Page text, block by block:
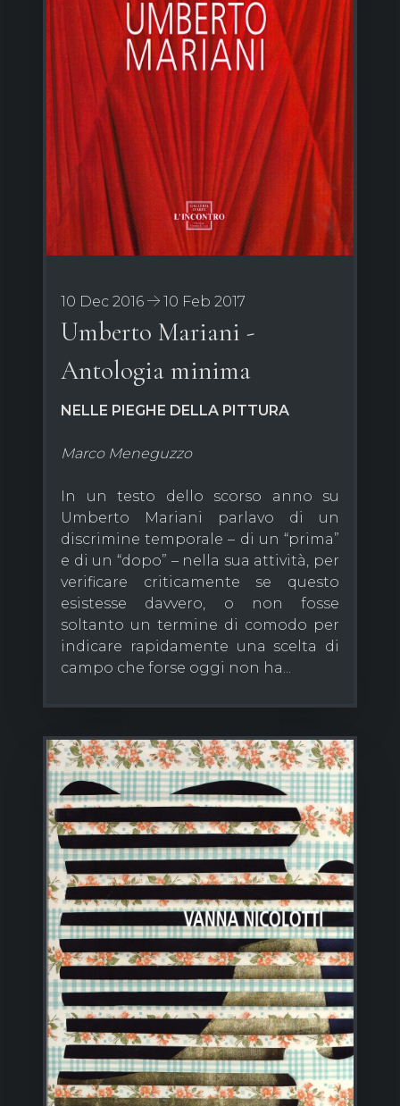
10 Dec 2016 10 Feb 2017
Umberto Mariani -
Antologia minima
NELLE PIEGHE DELLA PITTURA
Marco Meneguzzo
In un testo dello scorso anno su
Umberto Mariani parlavo di un
discrimine temporale – di un “prima”
e di un “dopo” – nella sua attività, per
verificare criticamente se questo
esistesse davvero, o non fosse
soltanto un termine di comodo per
indicare rapidamente una scelta di
campo che forse oggi non ha...